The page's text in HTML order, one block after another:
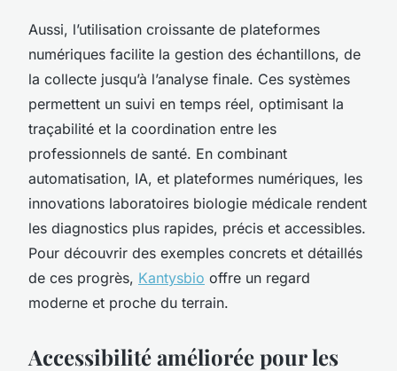
Aussi, l’utilisation croissante de plateformes
numériques facilite la gestion des échantillons, de
la collecte jusqu’à l’analyse finale. Ces systèmes
permettent un suivi en temps réel, optimisant la
traçabilité et la coordination entre les
professionnels de santé. En combinant
automatisation, IA, et plateformes numériques, les
innovations laboratoires biologie médicale rendent
les diagnostics plus rapides, précis et accessibles.
Pour découvrir des exemples concrets et détaillés
de ces progrès, Kantysbio offre un regard
moderne et proche du terrain.
Accessibilité améliorée pour les